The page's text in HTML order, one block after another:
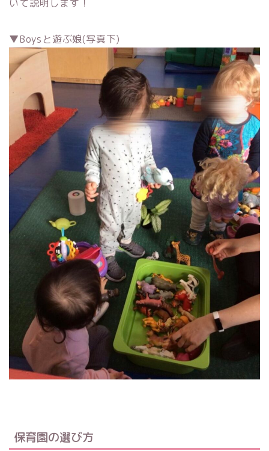
いて説明します！
▼Boysと遊ぶ娘(写真下)
保育園の選び方